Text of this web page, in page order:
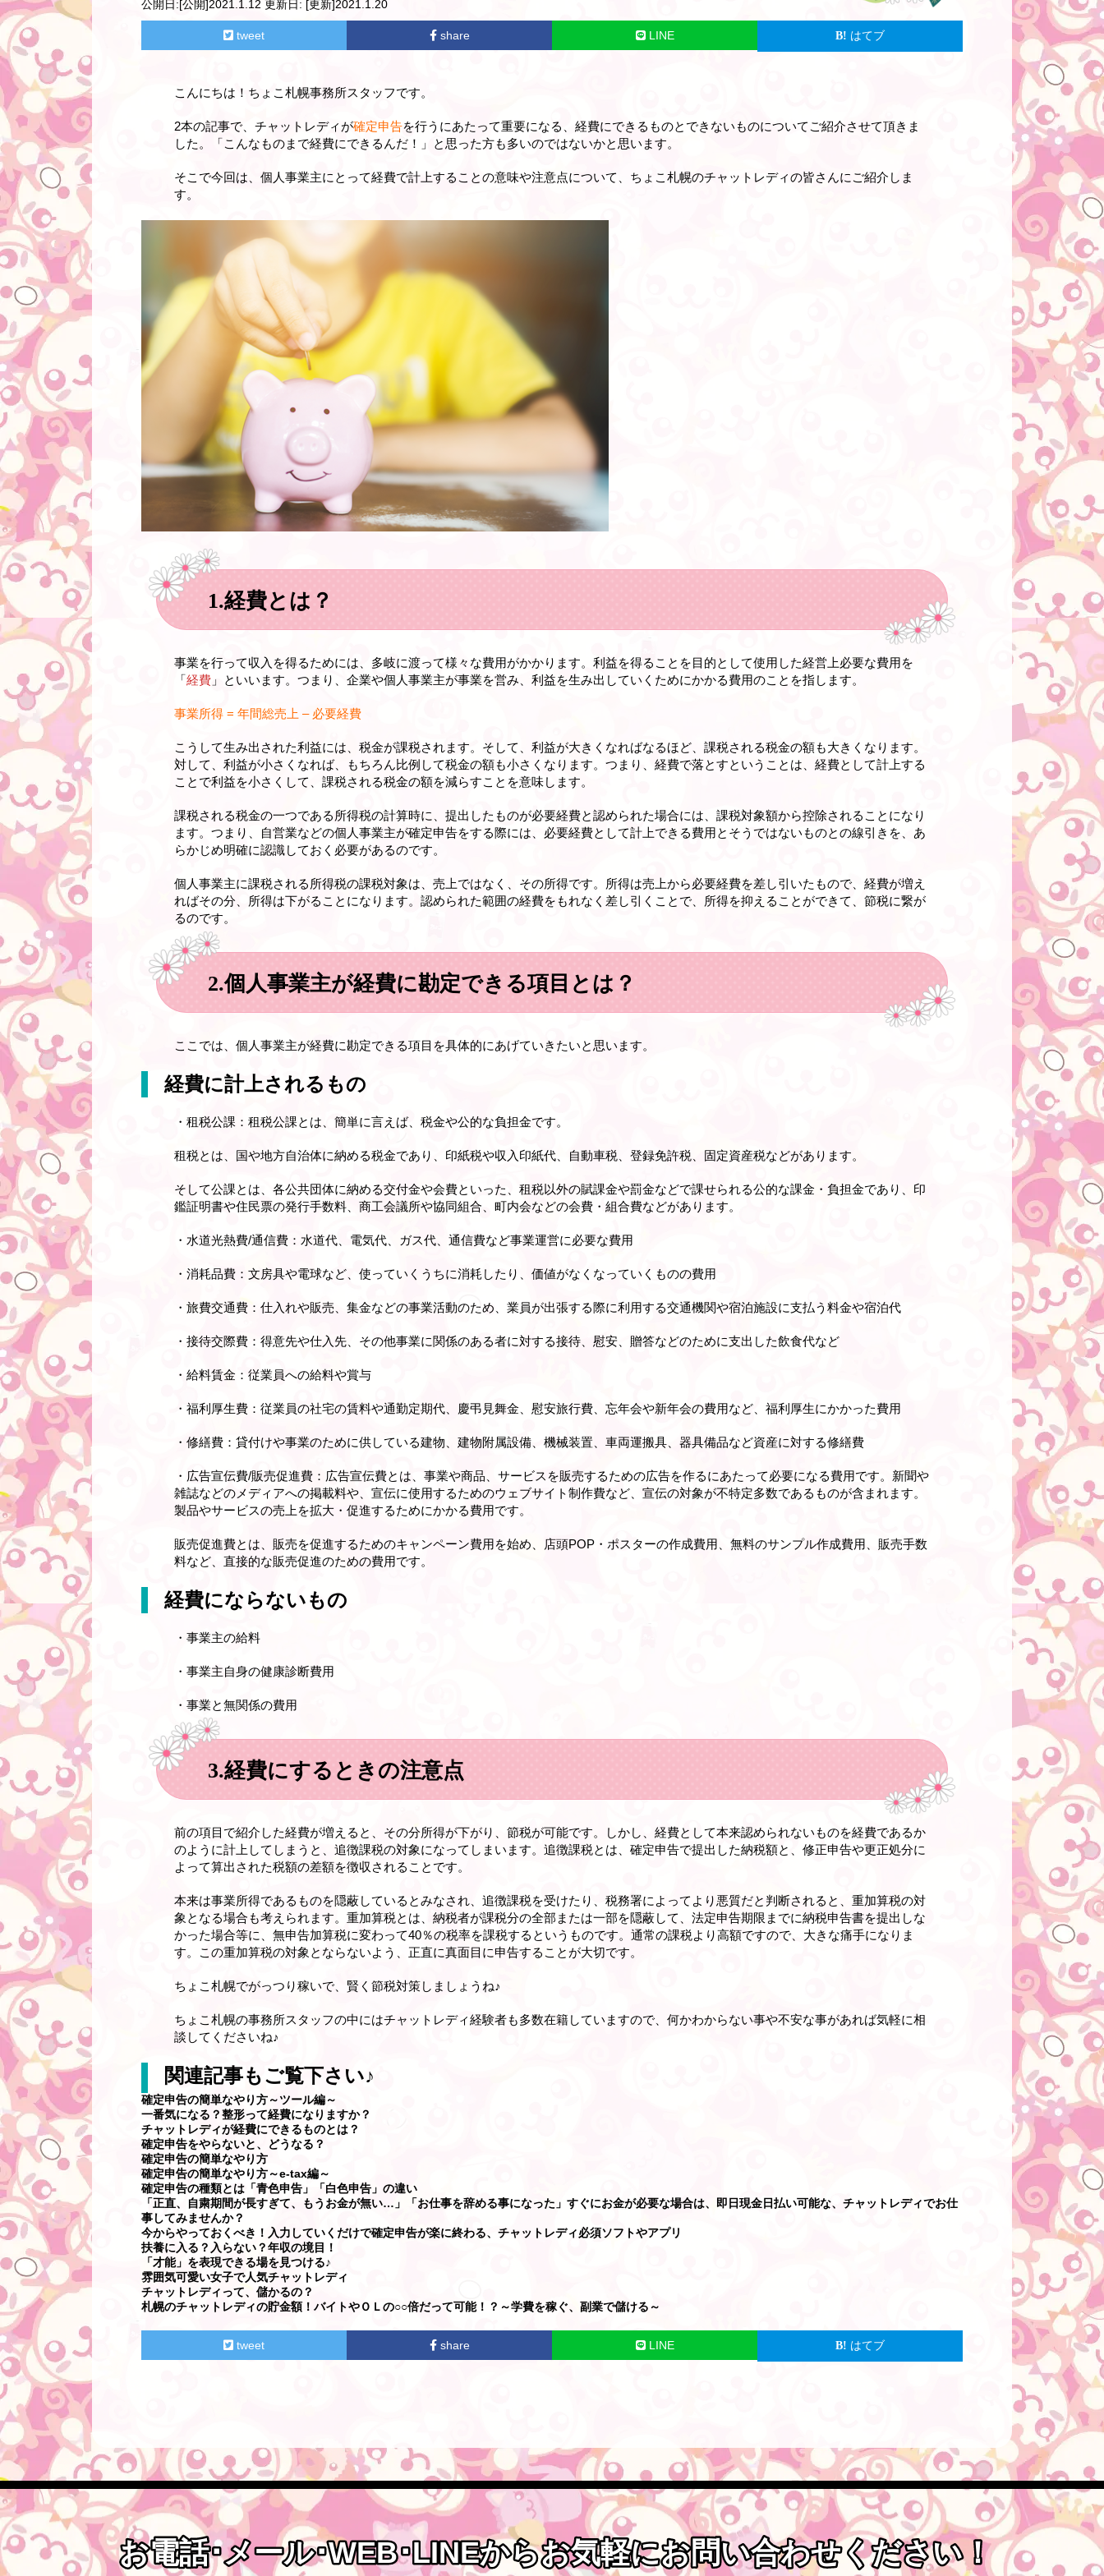
公開日:[公開]2021.1.12 更新日: [更新]2021.1.20
tweet share LINE はてブ
こんにちは！ちょこ札幌事務所スタッフです。
2本の記事で、チャットレディが確定申告を行うにあたって重要になる、経費にできるものとできないものについてご紹介させて頂きま
した。「こんなものまで経費にできるんだ！」と思った方も多いのではないかと思います。
そこで今回は、個人事業主にとって経費で計上することの意味や注意点について、ちょこ札幌のチャットレディの皆さんにご紹介しま
す。
1.経費とは？
事業を行って収入を得るためには、多岐に渡って様々な費用がかかります。 利益を得ることを目的として使用した経営上必要な費用を
「経費 」といいます。つまり、 企業や個人事業主が事業を営み、利益を生み出していくためにかかる費用のこと を指します。
事業所得 = 年間総売上 – 必要経費
こうして生み出された利益には、税金が課税されます。そして、利益が大きくなればなるほど、課税される税金の額も大きくなります。
対して、利益が小さくなれば、もちろん比例して税金の額も小さくなります。つまり、経費で落とすということは、経費として計上する
ことで利益を小さくして、課税される税金の額を減らすことを意味します。
課税される税金の一つである所得税の計算時に、提出したものが必要経費と認められた場合には、課税対象額から控除されることになり
ます。つまり、自営業などの個人事業主が確定申告をする際には、必要経費として計上できる費用とそうではないものとの線引きを、あ
らかじめ明確に認識しておく必要があるのです。
個人事業主に課税される所得税の課税対象は、売上ではなく、その所得です。所得は売上から必要経費を差し引いたもので、経費が増え
ればその分、所得は下がることになります。認められた範囲の経費をもれなく差し引くことで、所得を抑えることができて、節税に繋が
るのです。
2.個人事業主が経費に勘定できる項目とは？
ここでは、個人事業主が経費に勘定できる項目を具体的にあげていきたいと思います。
経費に計上されるもの
・租税公課：租税公課とは、簡単に言えば、税金や公的な負担金です。
租税とは、国や地方自治体に納める税金であり、印紙税や収入印紙代、自動車税、登録免許税、固定資産税などがあります。
そして公課とは、各公共団体に納める交付金や会費といった、租税以外の賦課金や罰金などで課せられる公的な課金・負担金であり、印
鑑証明書や住民票の発行手数料、商工会議所や協同組合、町内会などの会費・組合費などがあります。
・水道光熱費/通信費：水道代、電気代、ガス代、通信費など事業運営に必要な費用
・消耗品費：文房具や電球など、使っていくうちに消耗したり、価値がなくなっていくものの費用
・旅費交通費：仕入れや販売、集金などの事業活動のため、業員が出張する際に利用する交通機関や宿泊施設に支払う料金や宿泊代
・接待交際費：得意先や仕入先、その他事業に関係のある者に対する接待、慰安、贈答などのために支出した飲食代など
・給料賃金：従業員への給料や賞与
・福利厚生費：従業員の社宅の賃料や通勤定期代、慶弔見舞金、慰安旅行費、忘年会や新年会の費用など、福利厚生にかかった費用
・修繕費：貸付けや事業のために供している建物、建物附属設備、機械装置、車両運搬具、器具備品など資産に対する修繕費
・広告宣伝費/販売促進費：広告宣伝費とは、事業や商品、サービスを販売するための広告を作るにあたって必要になる費用です。新聞や
雑誌などのメディアへの掲載料や、宣伝に使用するためのウェブサイト制作費など、宣伝の対象が不特定多数であるものが含まれます。
製品やサービスの売上を拡大・促進するためにかかる費用です。
販売促進費とは、販売を促進するためのキャンペーン費用を始め、店頭POP・ポスターの作成費用、無料のサンプル作成費用、販売手数
料など、直接的な販売促進のための費用です。
経費にならないもの
・事業主の給料
・事業主自身の健康診断費用
・事業と無関係の費用
3.経費にするときの注意点
前の項目で紹介した経費が増えると、その分所得が下がり、節税が可能です。しかし、経費として本来認められないものを経費であるか
のように計上してしまうと、追徴課税の対象になってしまいます。追徴課税とは、確定申告で提出した納税額と、修正申告や更正処分に
よって算出された税額の差額を徴収されることです。
本来は事業所得であるものを隠蔽しているとみなされ、追徴課税を受けたり、税務署によってより悪質だと判断されると、重加算税の対
象となる場合も考えられます。重加算税とは、納税者が課税分の全部または一部を隠蔽して、法定申告期限までに納税申告書を提出しな
かった場合等に、無申告加算税に変わって40％の税率を課税するというものです。通常の課税より高額ですので、大きな痛手になりま
す。この重加算税の対象とならないよう、正直に真面目に申告することが大切です。
ちょこ札幌でがっつり稼いで、賢く節税対策しましょうね♪
ちょこ札幌の事務所スタッフの中にはチャットレディ経験者も多数在籍していますので、何かわからない事や不安な事があれば気軽に相
談してくださいね♪
関連記事もご覧下さい♪
確定申告の簡単なやり方～ツール編～
一番気になる？整形って経費になりますか？
チャットレディが経費にできるものとは？
確定申告をやらないと、どうなる？
確定申告の簡単なやり方
確定申告の簡単なやり方～e-tax編～
確定申告の種類とは「青色申告」「白色申告」の違い
「正直、自粛期間が長すぎて、もうお金が無い…」「お仕事を辞める事になった」すぐにお金が必要な場合は、即日現金日払い可能な、チャットレディでお仕
事してみませんか？
今からやっておくべき！入力していくだけで確定申告が楽に終わる、チャットレディ必須ソフトやアプリ
扶養に入る？入らない？年収の境目！
「才能」を表現できる場を見つける♪
雰囲気可愛い女子で人気チャットレディ
チャットレディって、儲かるの？
札幌のチャットレディの貯金額！バイトやＯＬの○○倍だって可能！？～学費を稼ぐ、副業で儲ける～
tweet share LINE はてブ
お電話･メール･WEB･LINEからお気軽にお問い合わせください！
お電話･メール･WEB･LINEからお気軽にお問い合わせください！